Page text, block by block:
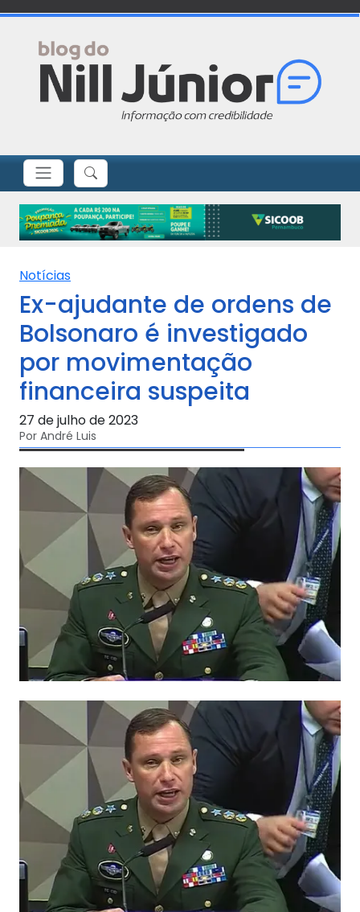
Notícias
Ex-ajudante de ordens de
Bolsonaro é investigado
por movimentação
financeira suspeita
27 de julho de 2023
Por André Luis